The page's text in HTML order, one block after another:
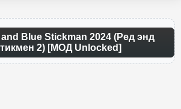
Blue Stickman 2024 (Ред энд
2) [МОД Unlocked]